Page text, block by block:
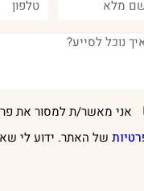
אני מאשר/ת למסור את
של האתר. ידוע לי